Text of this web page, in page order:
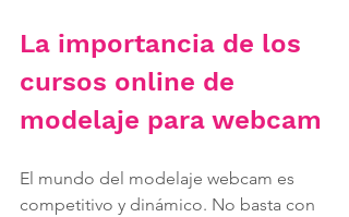
La importancia de los
cursos online de
modelaje para webcam
El mundo del modelaje webcam es
competitivo y dinámico. No basta con